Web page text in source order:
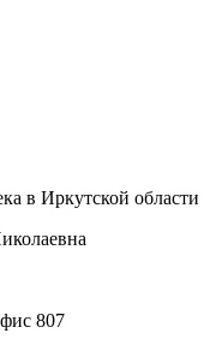
в Иркутской области
807